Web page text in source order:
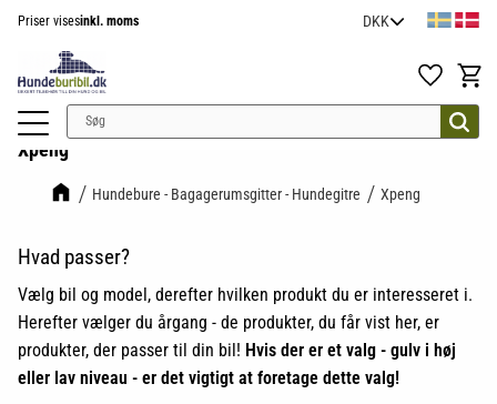
Priser visesinkl. moms
Favoritter
Xpeng
Hundebure - Bagagerumsgitter - Hundegitre Xpeng
Hvad passer?
Vælg bil og model, derefter hvilken produkt du er interesseret i.
Herefter vælger du årgang - de produkter, du får vist her, er
produkter, der passer til din bil! Hvis der er et valg - gulv i høj
eller lav niveau - er det vigtigt at foretage dette valg!